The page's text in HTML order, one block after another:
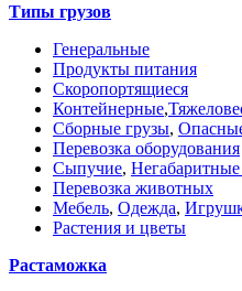
Типы грузов
Генеральные
Продукты питания
Скоропортящиеся
Контейнерные,
Сборные грузы,
Перевозка оборудования
Сыпучие,
Перевозка животных
Мебель, Одежда,
Растения и цветы
Растаможка